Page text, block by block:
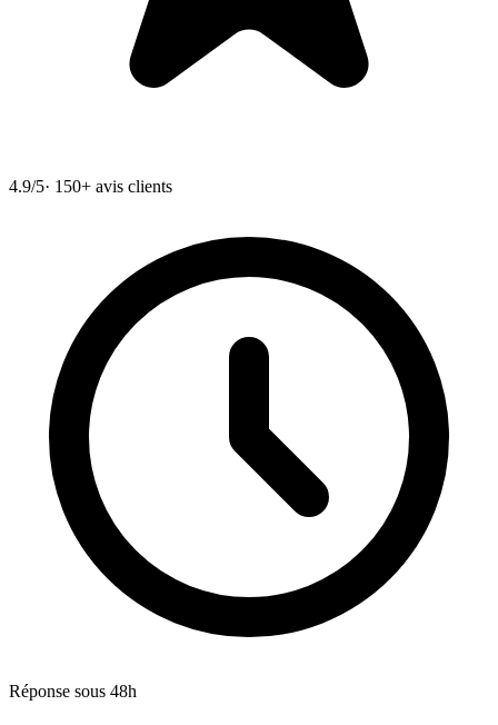
4.9/5· 150+ avis clients
Réponse sous 48h